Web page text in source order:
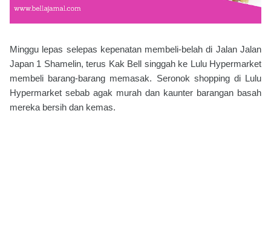
Minggu lepas selepas kepenatan membeli-belah di Jalan Jalan
Japan 1 Shamelin, terus Kak Bell singgah ke Lulu Hypermarket
membeli barang-barang memasak. Seronok shopping di Lulu
Hypermarket sebab agak murah dan kaunter barangan basah
mereka bersih dan kemas.